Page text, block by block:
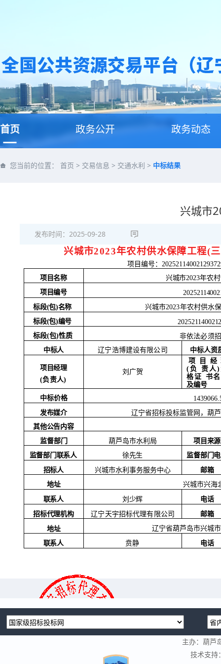
首页 政务公开 政务动态
您当前的位置： 首页 > 交易信息 > 交通水利 > 中标结果
兴城市
发布时间： 2025-09-28
兴城市2023年农村供水保障工程(
项目编号：
项目名称
兴城市2023年农
项目编号
标段(包)名称 兴城市2023年农村供水
标段(包)编号
标段(包)性质
非依法必须
中标人
辽宁浩博建设有限公司 中标人资
项目经理
(负责人)
刘广贺
项目经
(负
责人 )
格证 书
及编号
中标价格
发布媒介
辽宁省招标投标监管网，葫
其他公告内容
监督部门
葫芦岛市水利局
项目来源
监督部门联系人
徐先生 监督部门
招标人 兴城市水利事务服务中心
邮箱
地址
兴城市兴海
联系人 刘少辉
电话
招标代理机构
辽宁天宇招标代理有限公司
邮箱
地址
辽宁省葫芦岛市兴城
联系人 贲静 电话
主办：葫芦
技术支持